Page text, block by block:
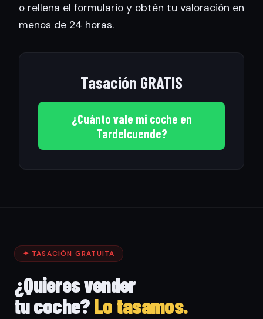
o rellena el formulario y obtén tu valoración en
menos de 24 horas.
Tasación GRATIS
¿Cuánto vale mi coche en
Tardelcuende?
✦ TASACIÓN GRATUITA
¿Quieres vender
tu coche?Lo tasamos.